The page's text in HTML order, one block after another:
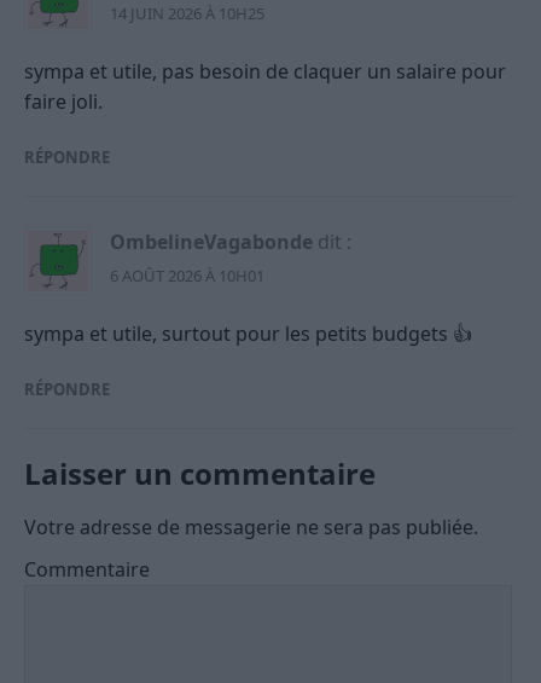
14 JUIN 2026 À 10H25
sympa et utile, pas besoin de claquer un salaire pour
faire joli.
RÉPONDRE
OmbelineVagabonde dit :
6 AOÛT 2026 À 10H01
sympa et utile, surtout pour les petits budgets 👍
RÉPONDRE
Laisser un commentaire
Votre adresse de messagerie ne sera pas publiée.
Commentaire